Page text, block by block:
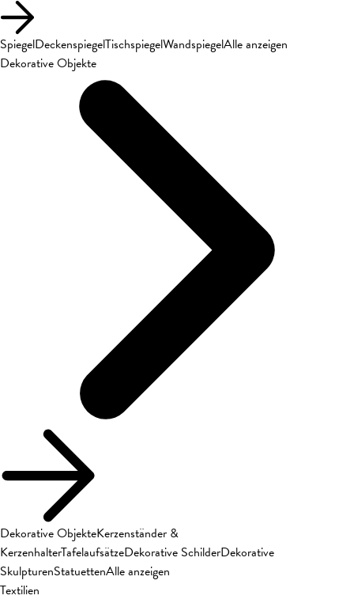
SpiegelDeckenspiegelTischspiegelWandspiegelAlle anzeigen
Dekorative Objekte
Dekorative ObjekteKerzenständer &
KerzenhalterTafelaufsätzeDekorative SchilderDekorative
SkulpturenStatuettenAlle anzeigen
Textilien